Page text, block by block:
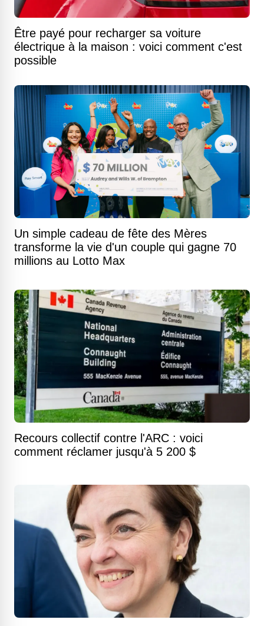
Être payé pour recharger sa voiture
électrique à la maison : voici comment c'est
possible
Un simple cadeau de fête des Mères
transforme la vie d'un couple qui gagne 70
millions au Lotto Max
Recours collectif contre l'ARC : voici
comment réclamer jusqu'à 5 200 $